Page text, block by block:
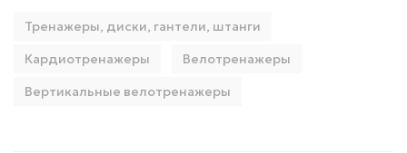
Тренажеры, диски, гантели, штанги
Кардиотренажеры
Велотренажеры
Вертикальные велотренажеры